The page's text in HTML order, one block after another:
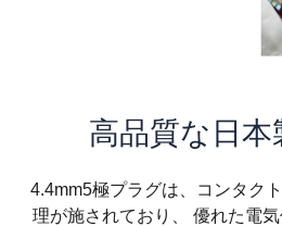
高品質な日
4.4mm5極プラグは、コンタク
理が施されており、 優れた電気